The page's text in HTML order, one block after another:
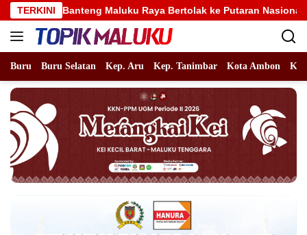
Langsung
ke
konten
TERKINI
Maluku Raya Bertolak ke Putaran Nasional, Alhidayat
Buru Buru Selatan Kep. Aru Kep. Tanimbar Kota Ambon